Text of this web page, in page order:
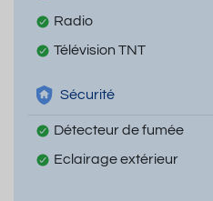
Radio
Télévision TNT
Sécurité
Détecteur de fumée
Eclairage extérieur